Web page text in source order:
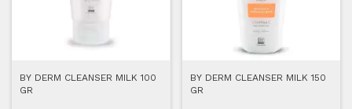
BY DERM CLEANSER MILK 100
GR
BY DERM CLEANSER MILK 150
GR